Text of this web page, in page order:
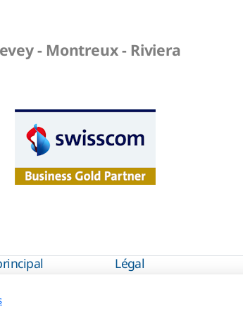
- Montreux - Riviera
Légal